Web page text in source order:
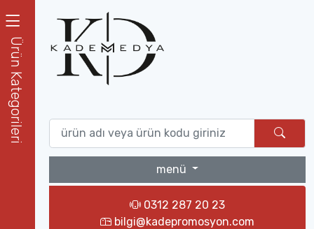
Ürün Kategorileri
menü
0312 287 20 23
bilgi@kadepromosyon.com